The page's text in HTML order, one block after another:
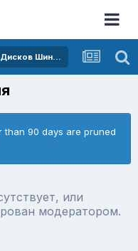
ПРОФШИНСЕРВИС Ремонт и Покраска Дисков Шиномонтаж СКИДКА 10%
than 90 days are pruned
или
модератором.